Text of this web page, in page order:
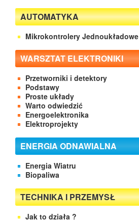
AUTOMATYKA
Mikrokontrolery Jednoukładowe
WARSZTAT ELEKTRONIKI
Przetworniki i detektory
Podstawy
Proste układy
Warto odwiedzić
Energoelektronika
Elektroprojekty
ENERGIA ODNAWIALNA
Energia Wiatru
Biopaliwa
TECHNIKA I PRZEMYSŁ
Jak to działa ?